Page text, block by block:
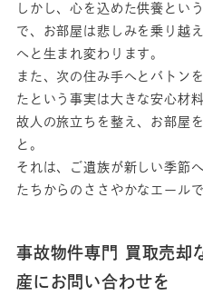
しかし、心を込めた供養とい
で、お部屋は悲しみを乗り越
へと生まれ変わります。
また、次の住み手へとバトン
たという事実は大きな安心材
故人の旅立ちを整え、お部屋
と。
それは、ご遺族が新しい季節
たちからのささやかなエール
事故物件専門 買取売却
産にお問い合わせを